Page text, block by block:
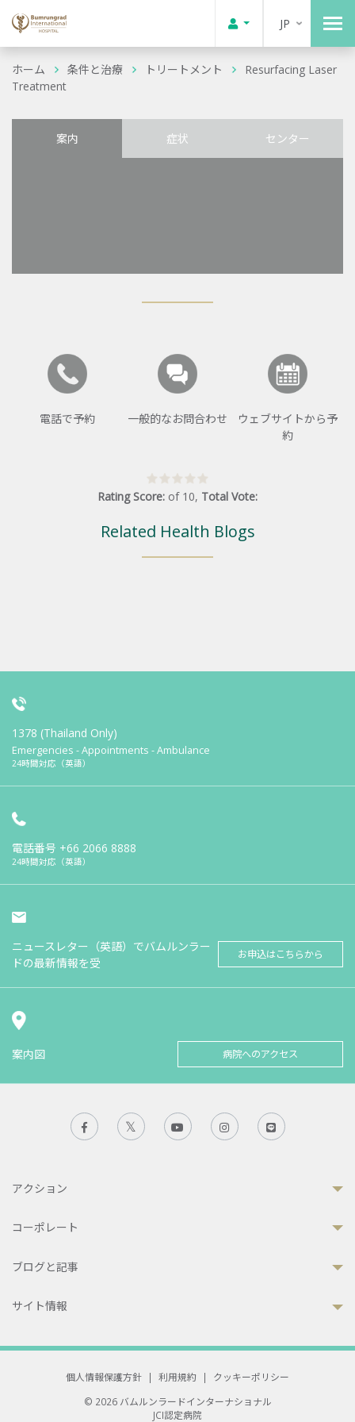
JP
ホーム 条件と治療 トリートメント
Resurfacing Laser
Treatment
案内 症状 センター
電話で予約 一般的なお問合わせ
ウェブサイトから予
約
Rating Score: of 10, Total Vote:
Related Health Blogs
1378 (Thailand Only)
Emergencies - Appointments - Ambulance
24時間対応（英語）
電話番号 +66 2066 8888
24時間対応（英語）
ニュースレター（英語）でバムルンラー
ドの最新情報を受
お申込はこちらから
案内図 病院へのアクセス
アクション
コーポレート
ブログと記事
サイト情報
個人情報保護方針 | 利用規約 |
クッキーポリシー
© 2026 バムルンラードインターナショナル
JCI認定病院